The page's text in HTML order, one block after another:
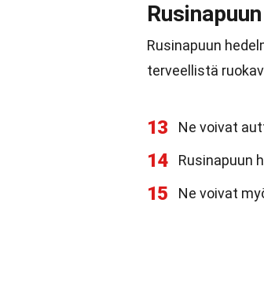
Rusinapuun
terveellistä
13 Ne voivat
14 Rusinapuun
15 Ne voivat